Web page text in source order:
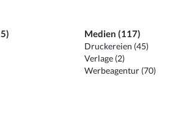
Medien (117)
Druckereien (45)
Verlage (2)
Werbeagentur (70)